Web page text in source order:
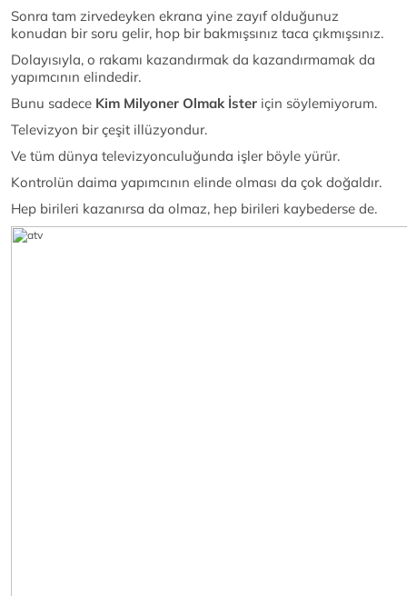
Sonra tam zirvedeyken ekrana yine zayıf olduğunuz
konudan bir soru gelir, hop bir bakmışsınız taca çıkmışsınız.
Dolayısıyla, o rakamı kazandırmak da kazandırmamak da
yapımcının elindedir.
Bunu sadece Kim Milyoner Olmak İster için söylemiyorum.
Televizyon bir çeşit illüzyondur.
Ve tüm dünya televizyonculuğunda işler böyle yürür.
Kontrolün daima yapımcının elinde olması da çok doğaldır.
Hep birileri kazanırsa da olmaz, hep birileri kaybederse de.